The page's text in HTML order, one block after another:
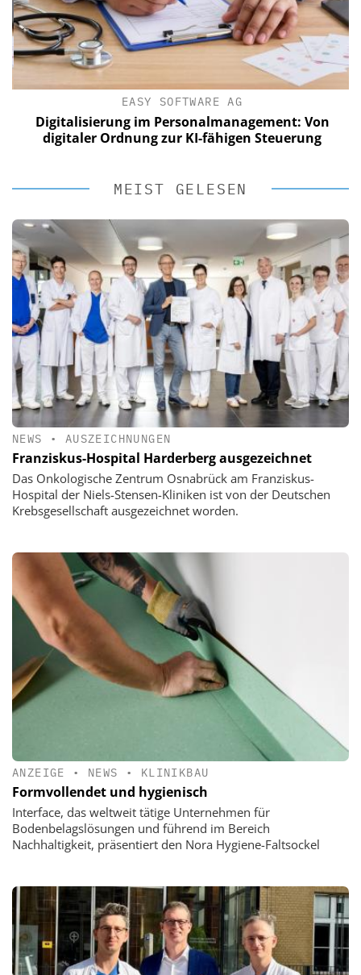
EASY SOFTWARE AG
Digitalisierung im Personalmanagement: Von
digitaler Ordnung zur KI-fähigen Steuerung
MEIST GELESEN
NEWS • AUSZEICHNUNGEN
Franziskus-Hospital Harderberg ausgezeichnet
Das Onkologische Zentrum Osnabrück am Franziskus-
Hospital der Niels-Stensen-Kliniken ist von der Deutschen
Krebsgesellschaft ausgezeichnet worden.
ANZEIGE • NEWS • KLINIKBAU
Formvollendet und hygienisch
Interface, das weltweit tätige Unternehmen für
Bodenbelagslösungen und führend im Bereich
Nachhaltigkeit, präsentiert den Nora Hygiene-Faltsockel